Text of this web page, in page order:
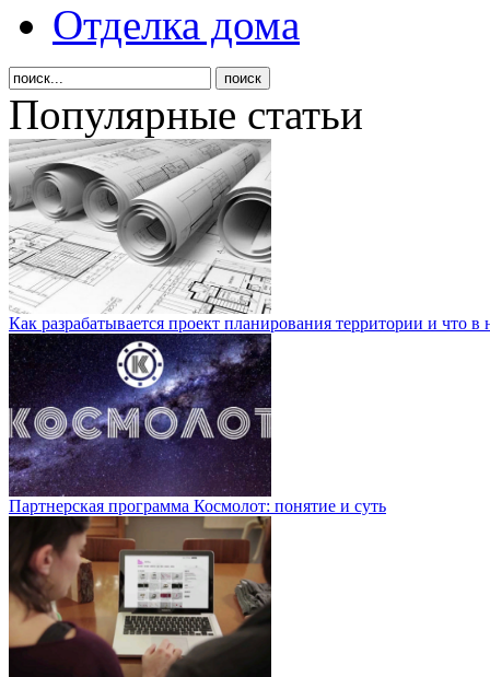
Отделка дома
Популярные статьи
Как разрабатывается проект планирования территории и что в
Партнерская программа Космолот: понятие и суть